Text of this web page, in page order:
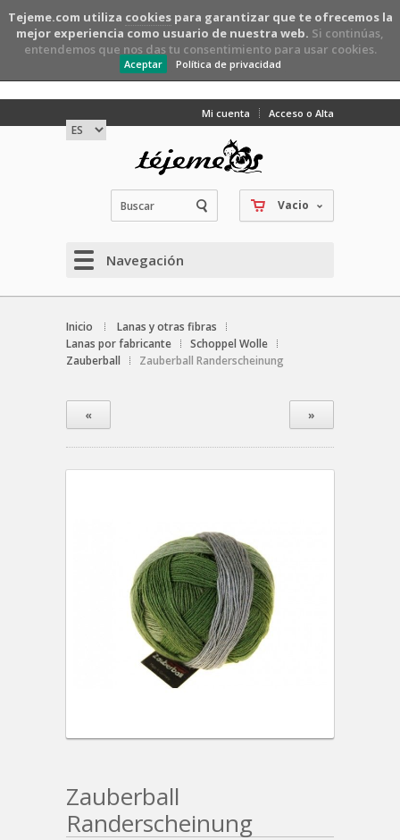
Tejeme.com utiliza cookiespara garantizar que te ofrecemos la
mejor experiencia como usuario de nuestra web. Si continúas,
entendemos que nos das tu consentimiento para usar cookies.
Aceptar Política de privacidad
Mi cuenta Acceso o Alta
Vacio
Navegación
Inicio
Lanas y otras fibras
Lanas por fabricante
Schoppel Wolle
Zauberball
Zauberball Randerscheinung
« »
Zauberball
Randerscheinung